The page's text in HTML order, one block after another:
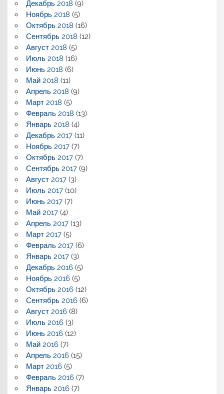
Декабрь 2018 (9)
Ноябрь 2018 (5)
Октябрь 2018 (16)
Сентябрь 2018 (12)
Август 2018 (5)
Июль 2018 (16)
Июнь 2018 (6)
Май 2018 (11)
Апрель 2018 (9)
Март 2018 (5)
Февраль 2018 (13)
Январь 2018 (4)
Декабрь 2017(11)
Ноябрь 2017(7)
Октябрь 2017(7)
Сентябрь 2017(9)
Август 2017(3)
Июль 2017(10)
Июнь 2017(7)
Май 2017(4)
Апрель 2017(13)
Март 2017(5)
Февраль 2017(6)
Январь 2017(3)
Декабрь 2016(5)
Ноябрь 2016(5)
Октябрь 2016(12)
Сентябрь 2016(6)
Август 2016(8)
Июль 2016(3)
Июнь 2016(12)
Май 2016(7)
Апрель 2016(15)
Март 2016(5)
Февраль 2016(7)
Январь 2016(7)